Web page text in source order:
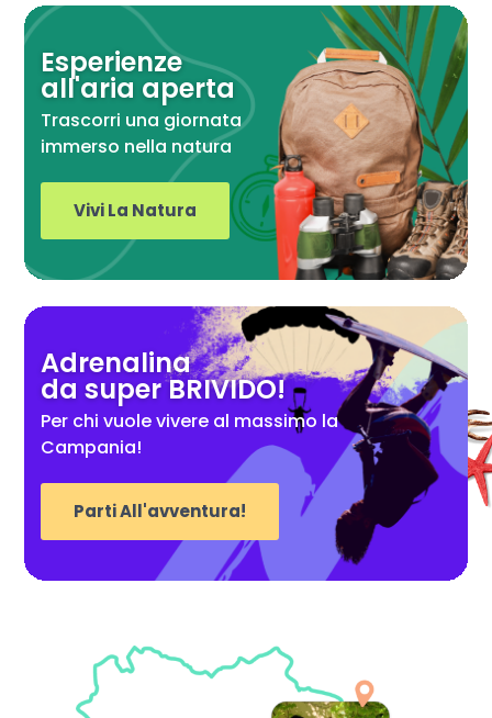
Esperienze
all'aria aperta
Trascorri una giornata
immerso nella natura
Vivi La Natura
Adrenalina
da super BRIVIDO!
Per chi vuole vivere al massimo la
Campania!
Parti All'avventura!